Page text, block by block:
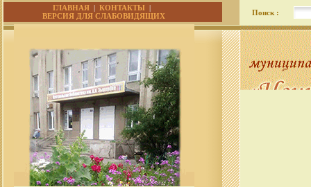
ГЛАВНАЯ |КОНТАКТЫ |
ВЕРСИЯ ДЛЯ СЛАБОВИДЯЩИХ
Поиск :